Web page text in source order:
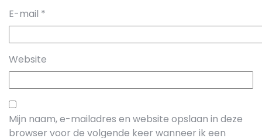
E-mail *
Website
Mijn naam, e-mailadres en website opslaan in deze
browser voor de volgende keer wanneer ik een